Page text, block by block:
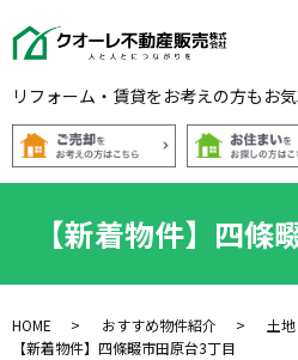
リフォーム・賃貸をお考えの方もお
【新着物件】四條
HOME おすすめ物件紹介
土地
【新着物件】四條畷市田原台3丁目